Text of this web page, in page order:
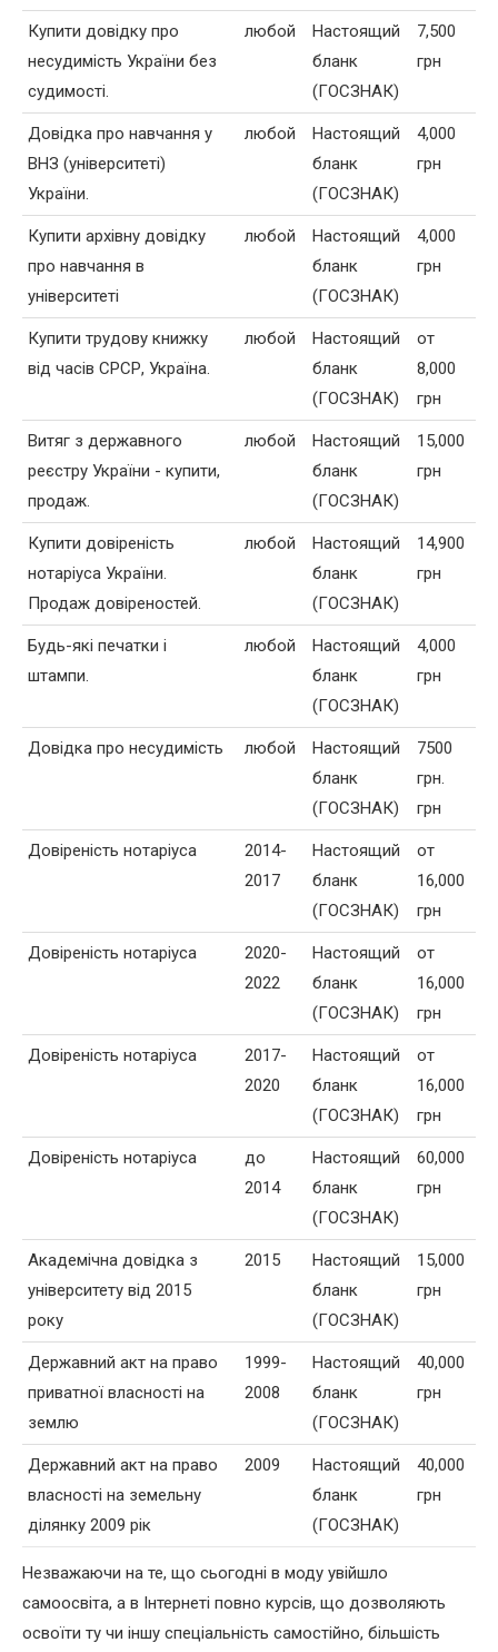
Купити довідку про
несудимість України без
судимості.
любой
Настоящий
бланк
(ГОСЗНАК)
7,500
грн
Довідка про навчання у
ВНЗ (університеті)
України.
любой
Настоящий
бланк
(ГОСЗНАК)
4,000
грн
Купити архівну довідку
про навчання в
університеті
любой
Настоящий
бланк
(ГОСЗНАК)
4,000
грн
Купити трудову книжку
від часів СРСР, Україна.
любой
Настоящий
бланк
(ГОСЗНАК)
от
8,000
грн
Витяг з державного
реєстру України - купити,
продаж.
любой
Настоящий
бланк
(ГОСЗНАК)
15,000
грн
Купити довіреність
нотаріуса України.
Продаж довіреностей.
любой
Настоящий
бланк
(ГОСЗНАК)
14,900
грн
Будь-які печатки і
штампи.
любой
Настоящий
бланк
(ГОСЗНАК)
4,000
грн
Довідка про несудимість любой
Настоящий
бланк
(ГОСЗНАК)
7500
грн.
грн
Довіреність нотаріуса
2014-
2017
Настоящий
бланк
(ГОСЗНАК)
от
16,000
грн
Довіреність нотаріуса
2020-
2022
Настоящий
бланк
(ГОСЗНАК)
от
16,000
грн
Довіреність нотаріуса
2017-
2020
Настоящий
бланк
(ГОСЗНАК)
от
16,000
грн
Довіреність нотаріуса
до
2014
Настоящий
бланк
(ГОСЗНАК)
60,000
грн
Академічна довідка з
університету від 2015
року
2015
Настоящий
бланк
(ГОСЗНАК)
15,000
грн
Державний акт на право
приватної власності на
землю
1999-
2008
Настоящий
бланк
(ГОСЗНАК)
40,000
грн
Державний акт на право
власності на земельну
ділянку 2009 рік
2009
Настоящий
бланк
(ГОСЗНАК)
40,000
грн
Незважаючи на те, що сьогодні в моду увійшло
самоосвіта, а в Інтернеті повно курсів, що дозволяють
освоїти ту чи іншу спеціальність самостійно, більшість